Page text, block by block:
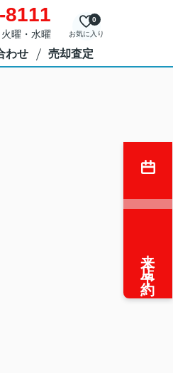
8111
曜・水曜 お気に入り
0
わせ 売却査定
来店予約